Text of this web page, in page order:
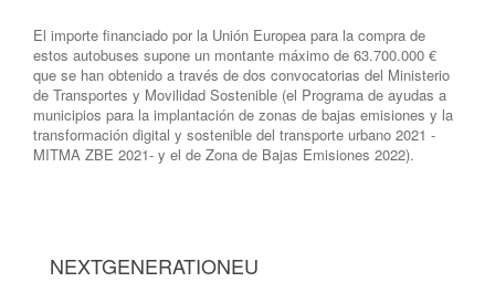
El importe financiado por la Unión Europea para la compra de
estos autobuses supone un montante máximo de 63.700.000 €
que se han obtenido a través de dos convocatorias del Ministerio
de Transportes y Movilidad Sostenible (el Programa de ayudas a
municipios para la implantación de zonas de bajas emisiones y la
transformación digital y sostenible del transporte urbano 2021 -
MITMA ZBE 2021- y el de Zona de Bajas Emisiones 2022).
NEXTGENERATIONEU